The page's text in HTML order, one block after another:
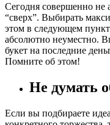
Сегодня совершенно не
“сверх”. Выбирать
этом в следующем
абсолютно неуместно.
букет на последние
Помните об этом!
Не думать
Если вы подбираете